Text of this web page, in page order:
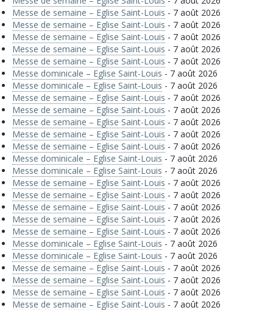
Messe de semaine – Eglise Saint-Louis - 7 août 2026
Messe de semaine – Eglise Saint-Louis - 7 août 2026
Messe de semaine – Eglise Saint-Louis - 7 août 2026
Messe de semaine – Eglise Saint-Louis - 7 août 2026
Messe de semaine – Eglise Saint-Louis - 7 août 2026
Messe dominicale – Eglise Saint-Louis - 7 août 2026
Messe dominicale – Eglise Saint-Louis - 7 août 2026
Messe de semaine – Eglise Saint-Louis - 7 août 2026
Messe de semaine – Eglise Saint-Louis - 7 août 2026
Messe de semaine – Eglise Saint-Louis - 7 août 2026
Messe de semaine – Eglise Saint-Louis - 7 août 2026
Messe de semaine – Eglise Saint-Louis - 7 août 2026
Messe dominicale – Eglise Saint-Louis - 7 août 2026
Messe dominicale – Eglise Saint-Louis - 7 août 2026
Messe de semaine – Eglise Saint-Louis - 7 août 2026
Messe de semaine – Eglise Saint-Louis - 7 août 2026
Messe de semaine – Eglise Saint-Louis - 7 août 2026
Messe de semaine – Eglise Saint-Louis - 7 août 2026
Messe de semaine – Eglise Saint-Louis - 7 août 2026
Messe dominicale – Eglise Saint-Louis - 7 août 2026
Messe dominicale – Eglise Saint-Louis - 7 août 2026
Messe de semaine – Eglise Saint-Louis - 7 août 2026
Messe de semaine – Eglise Saint-Louis - 7 août 2026
Messe de semaine – Eglise Saint-Louis - 7 août 2026
Messe de semaine – Eglise Saint-Louis - 7 août 2026